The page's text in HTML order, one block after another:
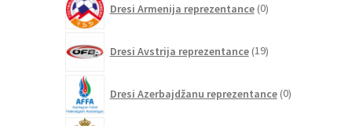
Dresi Armenija reprezentance 0izdelkov
Dresi Avstrija reprezentance 19izdelkov
Dresi Azerbajdžanu reprezentance 0izdelkov